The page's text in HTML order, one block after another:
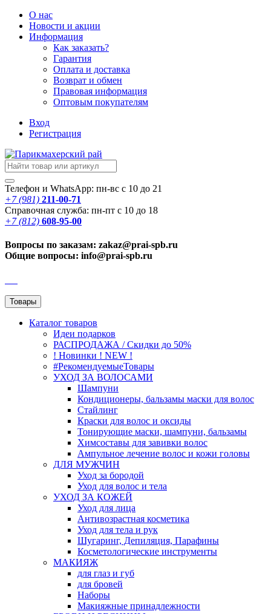
О нас
Новости и акции
Информация
Как заказать?
Гарантия
Оплата и доставка
Возврат и обмен
Правовая информация
Оптовым покупателям
Вход
Регистрация
Телефон и WhatsApp: пн-вс с 10 до 21
+7 (981) 211-00-71
Справочная служба: пн-пт с 10 до 18
+7 (812) 608-95-00
Вопросы по заказам: zakaz@prai-spb.ru
Общие вопросы: info@prai-spb.ru
Товары
Каталог товаров
Идеи подарков
РАСПРОДАЖА / Скидки до 50%
! Новинки ! NEW !
#РекомендуемыеТовары
УХОД ЗА ВОЛОСАМИ
Шампуни
Кондиционеры, бальзамы маски для волос
Стайлинг
Краски для волос и оксиды
Тонирующие маски, шампуни, бальзамы
Химсоставы для завивки волос
Ампульное лечение волос и кожи головы
ДЛЯ МУЖЧИН
Уход за бородой
Уход для волос и тела
УХОД ЗА КОЖЕЙ
Уход для лица
Антивозрастная косметика
Уход для тела и рук
Шугаринг, Депиляция, Парафины
Косметологические инструменты
МАКИЯЖ
для глаз и губ
для бровей
Наборы
Макияжные принадлежности